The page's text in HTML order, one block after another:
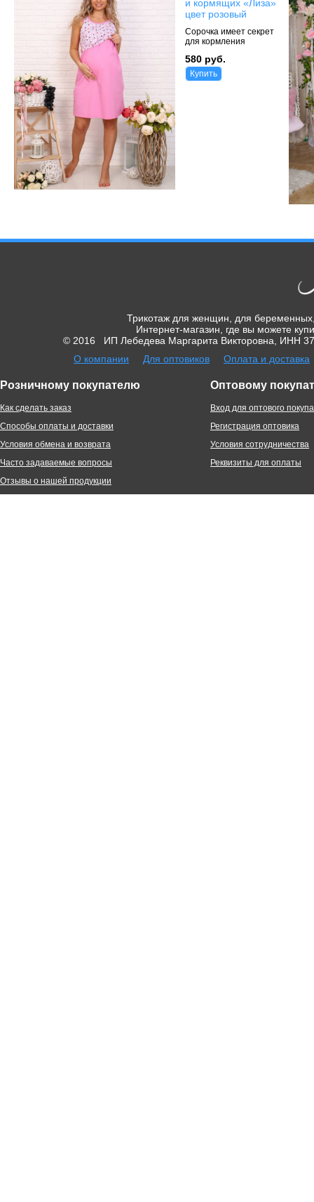
и кормящих «Лиза»
цвет розовый
Сорочка имеет секрет
для кормления
580 руб.
Купить
Трикотаж для женщин, для
Интернет-магазин, где вы можете
© 2016 ИП Лебедева Маргарита Викторовна, ИНН
О компании
Для оптовиков Оплата и доставка
Розничному покупателю
Как сделать заказ
Способы оплаты и доставки
Условия обмена и возврата
Часто задаваемые вопросы
Отзывы о нашей продукции
Оптовому
Вход для оптового
Регистрация оптовика
Условия сотрудничества
Реквизиты для оплаты